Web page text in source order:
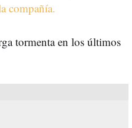
compañía.
tormenta en los últimos